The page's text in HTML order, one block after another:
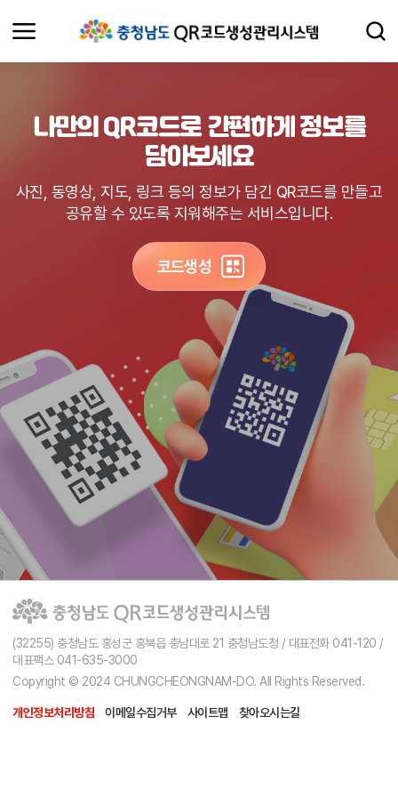
나만의 QR코드로 간편하게 정보를
담아보세요
사진, 동영상, 지도, 링크 등의 정보가 담긴 QR코드를 만들고
공유할 수 있도록 지워해주는 서비스입니다.
코드생성
(32255) 충청남도 홍성군 홍북읍 충남대로 21 충청남도청 / 대표전화 041-120 /
대표팩스 041-635-3000
Copyright © 2024 CHUNGCHEONGNAM-DO. All Rights Reserved.
개인정보처리방침 이메일수집거부 사이트맵 찾아오시는길